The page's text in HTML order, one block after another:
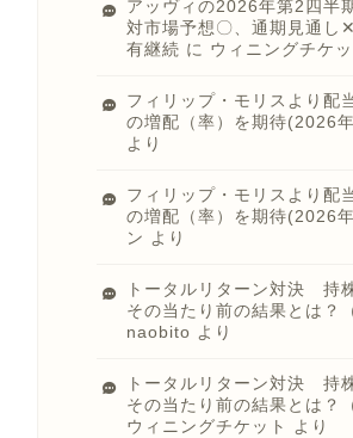
アッヴィの2026年第2四半
対市場予想〇、通期見通
有継続 に ウィニングチケッ
フィリップ・モリスより
の増配（率）を期待(2026
より
フィリップ・モリスより
の増配（率）を期待(2026
ン より
トータルリターン対決 持
その当たり前の結果とは？
naobito より
トータルリターン対決 持
その当たり前の結果とは？
ウィニングチケット
より